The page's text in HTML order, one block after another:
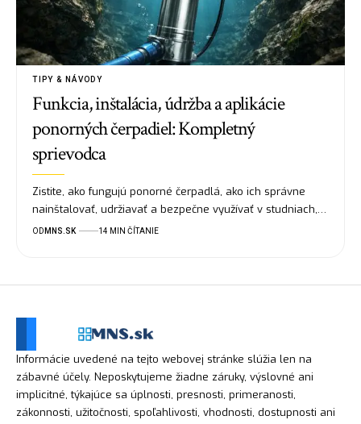
TIPY & NÁVODY
Funkcia, inštalácia, údržba a aplikácie
ponorných čerpadiel: Kompletný
sprievodca
Zistite, ako fungujú ponorné čerpadlá, ako ich správne
nainštalovať, udržiavať a bezpečne využívať v studniach,…
OD MNS.SK 14 MIN ČÍTANIE
Informácie uvedené na tejto webovej stránke slúžia len na
zábavné účely. Neposkytujeme žiadne záruky, výslovné ani
implicitné, týkajúce sa úplnosti, presnosti, primeranosti,
zákonnosti, užitočnosti, spoľahlivosti, vhodnosti, dostupnosti ani